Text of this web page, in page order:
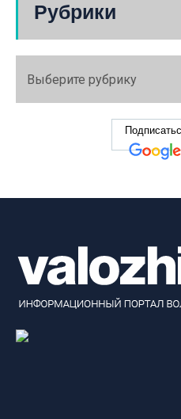
Рубрики